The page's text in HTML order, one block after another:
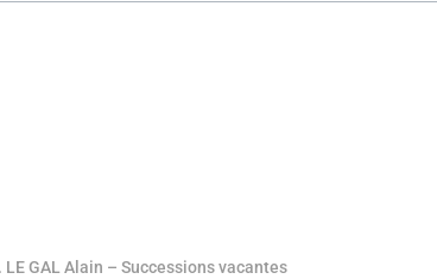
LE GAL Alain – Successions vacantes